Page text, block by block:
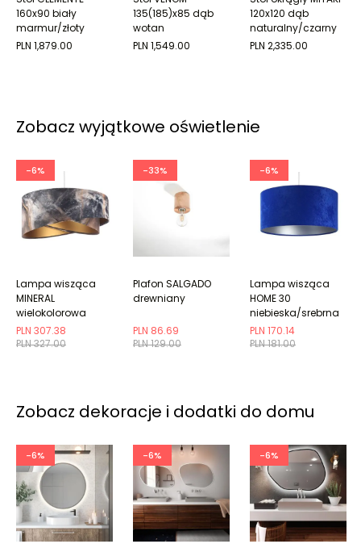
PLN 1,879.00
160x90 biały
marmur/złoty
PLN 1,549.00
135(185)x85 dąb
wotan
PLN 2,335.00
120x120 dąb
naturalny/czarny
Zobacz wyjątkowe oświetlenie
-6%
PLN 327.00
PLN 307.38
Lampa wisząca
MINERAL
wielokolorowa
-33%
PLN 129.00
PLN 86.69
Plafon SALGADO
drewniany
-6%
PLN 181.00
PLN 170.14
Lampa wisząca
HOME 30
niebieska/srebrna
Zobacz dekoracje i dodatki do domu
-6% -6% -6%